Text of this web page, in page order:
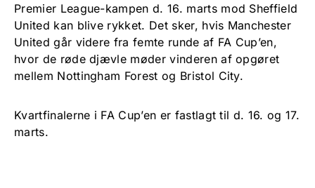
Premier League-kampen d. 16. marts mod Sheffield
United kan blive rykket. Det sker, hvis Manchester
United går videre fra femte runde af FA Cup’en,
hvor de røde djævle møder vinderen af opgøret
mellem Nottingham Forest og Bristol City.
Kvartfinalerne i FA Cup’en er fastlagt til d. 16. og 17.
marts.